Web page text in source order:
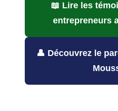
📖 Lire les
entrepreneurs
👤 Découvrez le